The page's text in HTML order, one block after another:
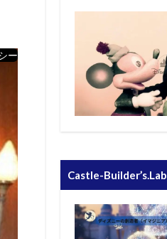
ー
Castle-Builder’s.Lab